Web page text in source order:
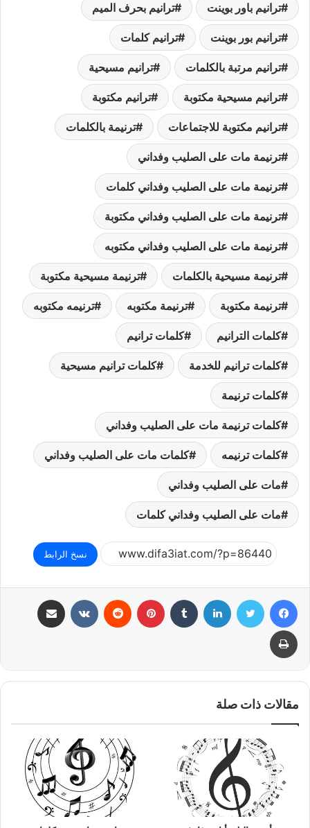
ترانيم باور بوينت ترانيم بحرف الميم
ترانيم بور بوينت ترانيم كلمات
ترانيم مرتبة بالكلمات ترانيم مسيحية
ترانيم مسيحية مكتوبة ترانيم مكتوبة
ترانيم مكتوبة للاجتماعات ترنيمة بالكلمات
ترنيمة مات على الصليب وفداني
ترنيمة مات على الصليب وفداني كلمات
ترنيمة مات على الصليب وفداني مكتوبة
ترنيمة مات على الصليب وفداني مكتوبه
ترنيمة مسيحية بالكلمات ترنيمة مسيحية مكتوبة
ترنيمة مكتوبة ترنيمة مكتوبه ترنيمه مكتوبه
كلمات الترانيم كلمات ترانيم
كلمات ترانيم للخدمة كلمات ترانيم مسيحية
كلمات ترنيمة
كلمات ترنيمة مات على الصليب وفداني
كلمات ترنيمه كلمات مات على الصليب وفداني
مات على الصليب وفداني
مات على الصليب وفداني كلمات
نسخ الرابط
فيسبوك تويتر لينكدإن بينتيريست
طباعة
مقالات ذات صلة